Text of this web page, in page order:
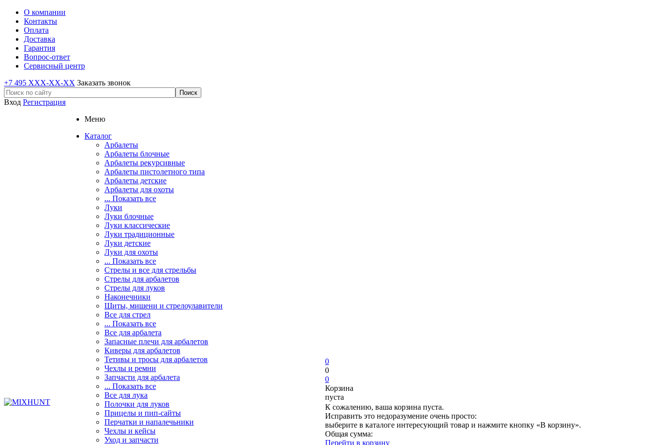
О компании
Контакты
Оплата
Доставка
Гарантия
Вопрос-ответ
Сервисный центр
+7 495 XXX-XX-XX Заказать звонок
Вход Регистрация
Меню
Каталог
Арбалеты
Арбалеты блочные
Арбалеты рекурсивные
Арбалеты пистолетного типа
Арбалеты детские
Арбалеты для охоты
... Показать все
Луки
Луки блочные
Луки классические
Луки традиционные
Луки детские
Луки для охоты
... Показать все
Стрелы и все для стрельбы
Стрелы для арбалетов
Стрелы для луков
Наконечники
Щиты, мишени и стрелоулавители
Все для стрел
... Показать все
Все для арбалета
Запасные плечи для арбалетов
Киверы для арбалетов
Тетивы и тросы для арбалетов
Чехлы и ремни
Запчасти для арбалета
... Показать все
Все для лука
Полочки для луков
Прицелы и пип-сайты
Перчатки и напалечьники
Чехлы и кейсы
Уход и запчасти
0
0
0
Корзина
пуста
К сожалению, ваша корзина пуста.
Исправить это недоразумение очень просто:
выберите в каталоге интересующий товар и нажмите кнопку «В корзину».
Общая сумма:
Перейти в корзину